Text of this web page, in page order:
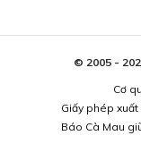
© 2005 -
Cơ
Giấy phép xuất
Báo Cà Mau